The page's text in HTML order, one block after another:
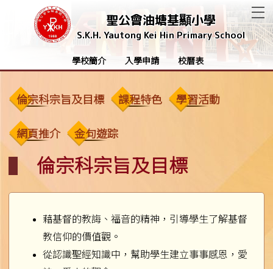
聖公會油塘基顯小學
S.K.H. Yautong Kei Hin Primary School
學校簡介 入學申請 校曆表
倫宗科宗旨及目標 課程特色 學習活動
網頁推介 金句遊踪
倫宗科宗旨及目標
藉基督的教誨、福音的精神，引導學生了解基督
教信仰的價值觀。
從認識聖經知識中，幫助學生建立事事感恩，愛